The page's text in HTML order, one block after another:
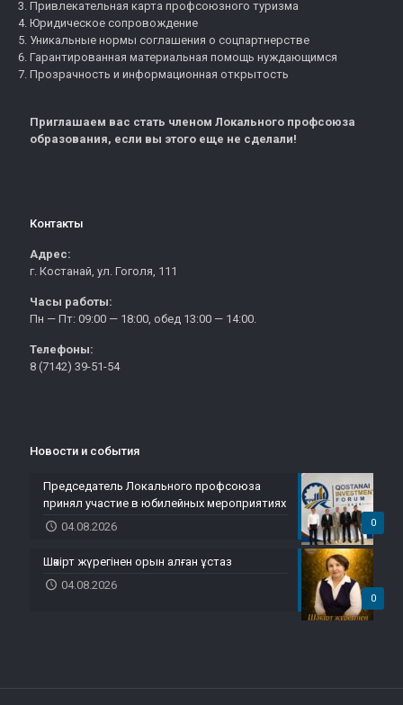
Привлекательная карта профсоюзного туризма
Юридическое сопровождение
Уникальные нормы соглашения о соцпартнерстве
Гарантированная материальная помощь нуждающимся
Прозрачность и информационная открытость
Приглашаем вас стать членом Локального профсоюза
образования, если вы этого еще не сделали!
Контакты
Адрес:
г. Костанай, ул. Гоголя, 111
Часы работы:
Пн — Пт: 09:00 — 18:00, обед 13:00 — 14:00.
Телефоны:
8 (7142) 39-51-54
Новости и события
0
Председатель Локального профсоюза
принял участие в юбилейных мероприятиях
04.08.2026
0
Шәкірт жүрегінен орын алған ұстаз
04.08.2026